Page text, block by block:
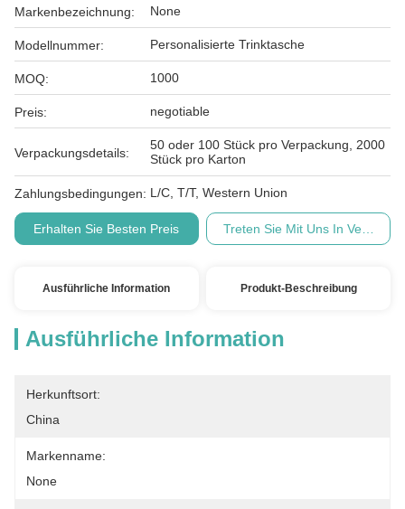
Markenbezeichnung: None
Modellnummer: Personalisierte Trinktasche
MOQ: 1000
Preis: negotiable
Verpackungsdetails:
50 oder 100 Stück pro Verpackung, 2000
Stück pro Karton
Zahlungsbedingungen: L/C, T/T, Western Union
Erhalten Sie Besten Preis Treten Sie Mit Uns In
Ausführliche Information Produkt-Beschreibung
Ausführliche Information
Herkunftsort:
China
Markenname:
None